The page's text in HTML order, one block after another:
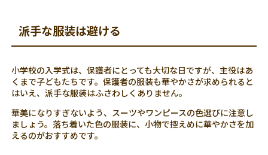
派手な服装は避ける
小学校の入学式は、保護者にとっても大切な日ですが、主役はあ
くまで子どもたちです。保護者の服装も華やかさが求められると
はいえ、派手な服装はふさわしくありません。
華美になりすぎないよう、スーツやワンピースの色選びに注意し
ましょう。落ち着いた色の服装に、小物で控えめに華やかさを加
えるのがおすすめです。